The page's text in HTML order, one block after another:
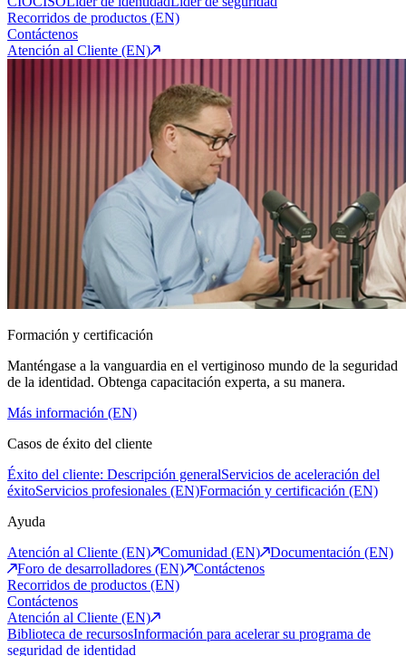
Recorridos de productos (EN)
Contáctenos
Atención al Cliente (EN)
Formación y certificación
Manténgase a la vanguardia en el vertiginoso mundo de la seguridad
de la identidad. Obtenga capacitación experta, a su manera.
Más información (EN)
Casos de éxito del cliente
Éxito del cliente: Descripción generalServicios de aceleración del
éxitoServicios profesionales (EN)Formación y certificación (EN)
Ayuda
Atención al Cliente (EN)
Comunidad (EN)
Documentación (EN)
Foro de desarrolladores (EN)
Contáctenos
Recorridos de productos (EN)
Contáctenos
Atención al Cliente (EN)
Biblioteca de recursosInformación para acelerar su programa de
seguridad de identidad